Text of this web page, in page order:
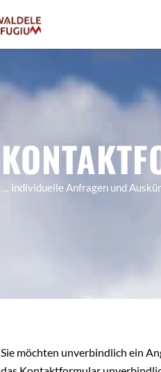
… individuelle Anfragen und
Sie möchten unverbindlich ein